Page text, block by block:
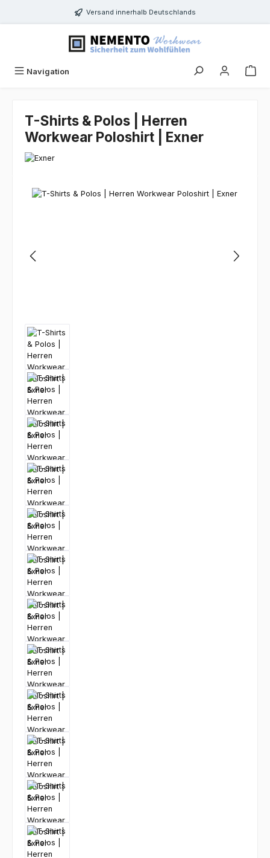
Zum Hauptinhalt springenVersand innerhalb Deutschlands
Navigation
T-Shirts & Polos | Herren
Workwear Poloshirt | Exner
Bildergalerie überspringen